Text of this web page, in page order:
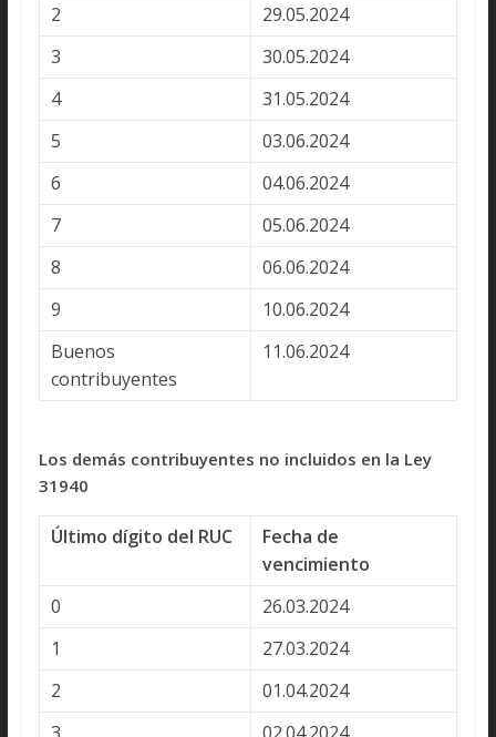
2
29.05.2024
3
30.05.2024
4
31.05.2024
5
03.06.2024
6
04.06.2024
7
05.06.2024
8
06.06.2024
9
10.06.2024
Buenos
contribuyentes
11.06.2024
Los demás contribuyentes no incluidos en la Ley
31940
Último dígito del RUC
Fecha de
vencimiento
0
26.03.2024
1
27.03.2024
2
01.04.2024